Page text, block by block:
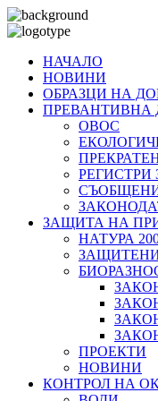
НАЧАЛО
НОВИНИ
ОБРАЗЦИ НА
ПРЕВАНТИВНА
ОВОС
РЕГИСТРИ
ЗАЩИТА НА
НАТУРА
ПРОЕКТИ
НОВИНИ
КОНТРОЛ НА